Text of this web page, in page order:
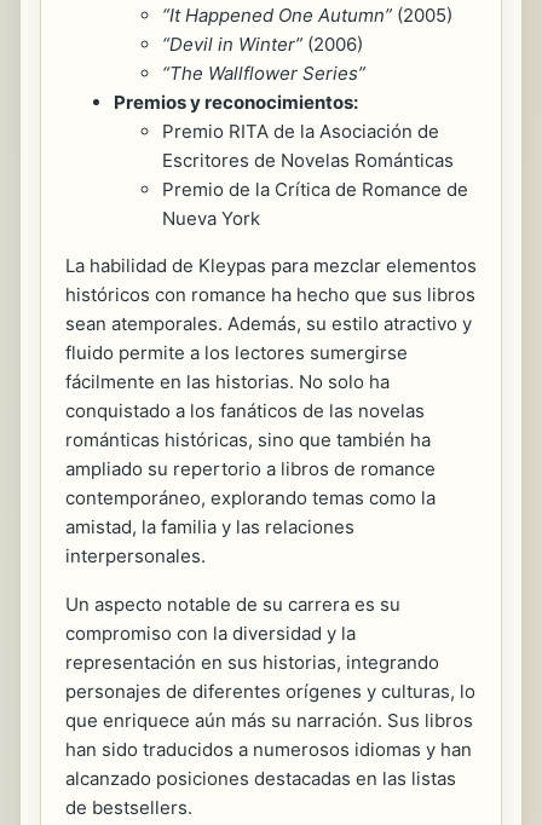
“It Happened One Autumn” (2005)
“Devil in Winter” (2006)
“The Wallflower Series”
Premios y reconocimientos:
Premio RITA de la Asociación de
Escritores de Novelas Románticas
Premio de la Crítica de Romance de
Nueva York
La habilidad de Kleypas para mezclar elementos
históricos con romance ha hecho que sus libros
sean atemporales. Además, su estilo atractivo y
fluido permite a los lectores sumergirse
fácilmente en las historias. No solo ha
conquistado a los fanáticos de las novelas
románticas históricas, sino que también ha
ampliado su repertorio a libros de romance
contemporáneo, explorando temas como la
amistad, la familia y las relaciones
interpersonales.
Un aspecto notable de su carrera es su
compromiso con la diversidad y la
representación en sus historias, integrando
personajes de diferentes orígenes y culturas, lo
que enriquece aún más su narración. Sus libros
han sido traducidos a numerosos idiomas y han
alcanzado posiciones destacadas en las listas
de bestsellers.